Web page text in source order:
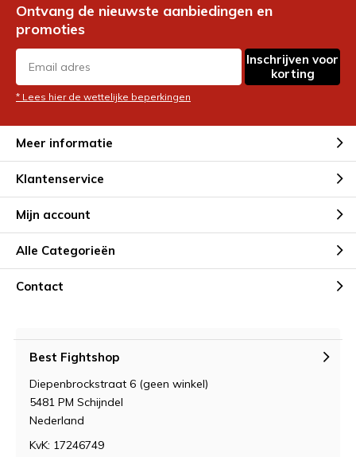
comfort en prestaties bij
hardlopen en vechtsport
Ben je echt gelukkiger na een
potje kickboksen? Deze
Door24-3-11
fanbeleving
Ontvang de nieuwste aanbiedingen en
promoties
Inschrijven voor
korting
* Lees hier de wettelijke beperkingen
Meer informatie
Klantenservice
Mijn account
Alle Categorieën
Contact
Best Fightshop
Diepenbrockstraat 6 (geen winkel)
5481 PM Schijndel
Nederland
KvK: 17246749